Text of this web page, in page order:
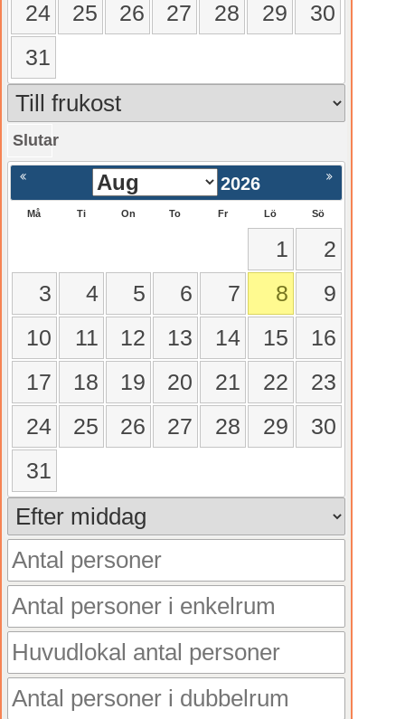
24
25 26 27 28 29
30
31
Slutar
Nästa >
2026
Må Ti On To Fr Lö Sö
1
2
3
4 5 6 7 8
9
10
11 12 13 14 15
16
17
18 19 20 21 22
23
24
25 26 27 28 29
30
31